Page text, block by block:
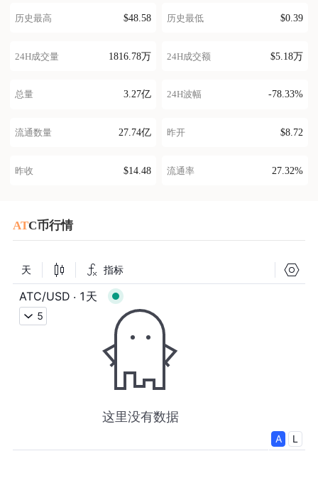
历史最高 $48.58 历史最低 $0.39
24H成交量 1816.78万 24H成交额 $5.18万
总量 3.27亿 24H波幅 -78.33%
流通数量 27.74亿 昨开 $8.72
昨收 $14.48 流通率 27.32%
ATC币行情